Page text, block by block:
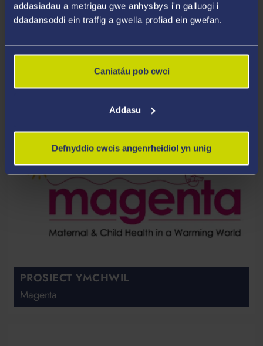
addasiadau a metrigau gwe anhysbys i'n galluogi i
ddadansoddi ein traffig a gwella profiad ein gwefan.
Caniatáu pob cwci
Addasu
Defnyddio cwcis angenrheidiol yn unig
CYD-ARWEINYDD YMCHWIL
Samantha Turner
PROSIECT YMCHWIL
Magenta